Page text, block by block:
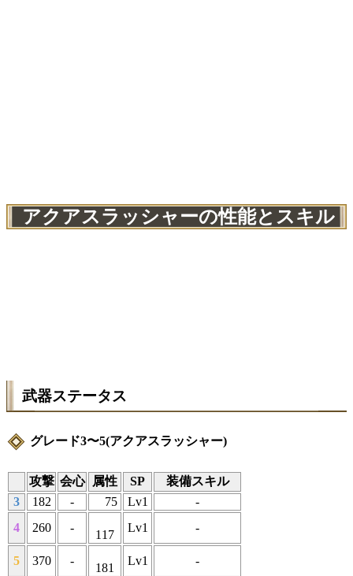
アクアスラッシャーの性能とスキル
武器ステータス
グレード3〜5(アクアスラッシャー)
攻撃 会心 属性 SP
装備スキル
3
182 - 75 Lv1
-
4
260 -
117
Lv1 -
5 370 -
181
Lv1 -